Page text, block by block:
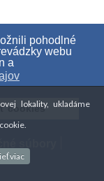
pohodlné
webu
a
cookies
lokality, ukladáme
viac